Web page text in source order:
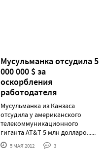
Мусульманка отсудила 5
000 000 $ за
оскорбления
работодателя
Мусульманка из Канзаса
отсудила у американского
телекоммуникационного
гиганта AT&T 5 млн долларо......
5 МАЯ'2012 3